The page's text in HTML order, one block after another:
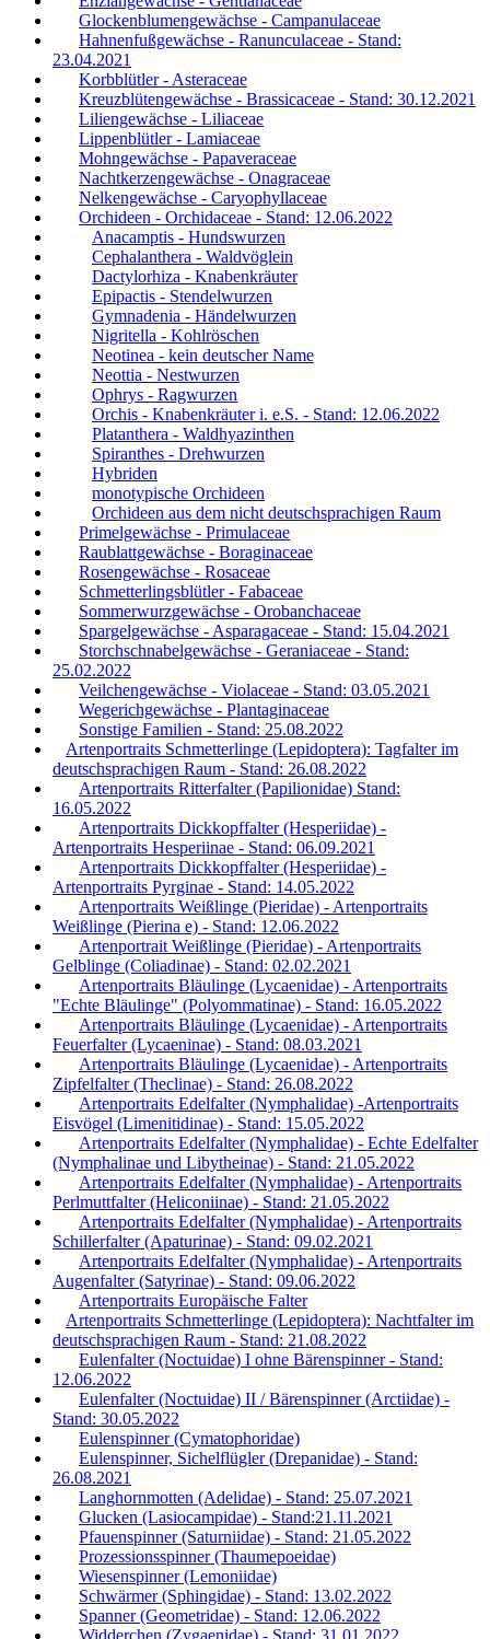
Glockenblumengewächse - Campanulaceae
Hahnenfußgewächse - Ranunculaceae - Stand:
23.04.2021
Korbblütler - Asteraceae
Kreuzblütengewächse - Brassicaceae - Stand: 30.12.2021
Liliengewächse - Liliaceae
Lippenblütler - Lamiaceae
Mohngewächse - Papaveraceae
Nachtkerzengewächse - Onagraceae
Nelkengewächse - Caryophyllaceae
Orchideen - Orchidaceae - Stand: 12.06.2022
Anacamptis - Hundswurzen
Cephalanthera - Waldvöglein
Dactylorhiza - Knabenkräuter
Epipactis - Stendelwurzen
Gymnadenia - Händelwurzen
Nigritella - Kohlröschen
Neotinea - kein deutscher Name
Neottia - Nestwurzen
Ophrys - Ragwurzen
Orchis - Knabenkräuter i. e.S. - Stand: 12.06.2022
Platanthera - Waldhyazinthen
Spiranthes - Drehwurzen
Hybriden
monotypische Orchideen
Orchideen aus dem nicht deutschsprachigen Raum
Primelgewächse - Primulaceae
Raublattgewächse - Boraginaceae
Rosengewächse - Rosaceae
Schmetterlingsblütler - Fabaceae
Sommerwurzgewächse - Orobanchaceae
Spargelgewächse - Asparagaceae - Stand: 15.04.2021
Storchschnabelgewächse - Geraniaceae - Stand:
25.02.2022
Veilchengewächse - Violaceae - Stand: 03.05.2021
Wegerichgewächse - Plantaginaceae
Sonstige Familien - Stand: 25.08.2022
Artenportraits Schmetterlinge (Lepidoptera): Tagfalter im
deutschsprachigen Raum - Stand: 26.08.2022
Artenportraits Ritterfalter (Papilionidae) Stand:
16.05.2022
Artenportraits Dickkopffalter (Hesperiidae) -
Artenportraits Hesperiinae - Stand: 06.09.2021
Artenportraits Dickkopffalter (Hesperiidae) -
Artenportraits Pyrginae - Stand: 14.05.2022
Artenportraits Weißlinge (Pieridae) - Artenportraits
Weißlinge (Pierina e) - Stand: 12.06.2022
Artenportrait Weißlinge (Pieridae) - Artenportraits
Gelblinge (Coliadinae) - Stand: 02.02.2021
Artenportraits Bläulinge (Lycaenidae) - Artenportraits
"Echte Bläulinge" (Polyommatinae) - Stand: 16.05.2022
Artenportraits Bläulinge (Lycaenidae) - Artenportraits
Feuerfalter (Lycaeninae) - Stand: 08.03.2021
Artenportraits Bläulinge (Lycaenidae) - Artenportraits
Zipfelfalter (Theclinae) - Stand: 26.08.2022
Artenportraits Edelfalter (Nymphalidae) -Artenportraits
Eisvögel (Limenitidinae) - Stand: 15.05.2022
Artenportraits Edelfalter (Nymphalidae) - Echte Edelfalter
(Nymphalinae und Libytheinae) - Stand: 21.05.2022
Artenportraits Edelfalter (Nymphalidae) - Artenportraits
Perlmuttfalter (Heliconiinae) - Stand: 21.05.2022
Artenportraits Edelfalter (Nymphalidae) - Artenportraits
Schillerfalter (Apaturinae) - Stand: 09.02.2021
Artenportraits Edelfalter (Nymphalidae) - Artenportraits
Augenfalter (Satyrinae) - Stand: 09.06.2022
Artenportraits Europäische Falter
Artenportraits Schmetterlinge (Lepidoptera): Nachtfalter im
deutschsprachigen Raum - Stand: 21.08.2022
Eulenfalter (Noctuidae) I ohne Bärenspinner - Stand:
12.06.2022
Eulenfalter (Noctuidae) II / Bärenspinner (Arctiidae) -
Stand: 30.05.2022
Eulenspinner (Cymatophoridae)
Eulenspinner, Sichelflügler (Drepanidae) - Stand:
26.08.2021
Langhornmotten (Adelidae) - Stand: 25.07.2021
Glucken (Lasiocampidae) - Stand:21.11.2021
Pfauenspinner (Saturniidae) - Stand: 21.05.2022
Prozessionsspinner (Thaumepoeidae)
Wiesenspinner (Lemoniidae)
Schwärmer (Sphingidae) - Stand: 13.02.2022
Spanner (Geometridae) - Stand: 12.06.2022